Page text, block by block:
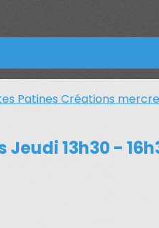
Patines Créations
13h30 -